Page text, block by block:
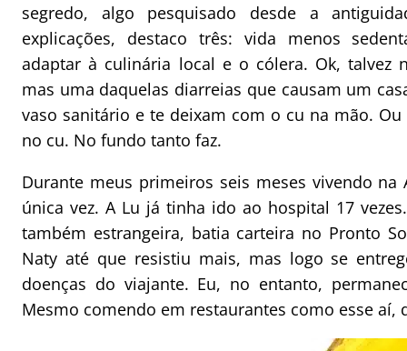
segredo, algo pesquisado desde a
explicações, destaco três: vida menos
adaptar à culinária local e o cólera. Ok, talvez
mas uma daquelas diarreias que causam um
vaso sanitário e te deixam com o cu na mão.
no cu. No fundo tanto faz.
Durante meus primeiros seis meses vivendo na
única vez. A Lu já tinha ido ao hospital 17
também estrangeira, batia carteira no Pronto
Naty até que resistiu mais, mas logo se
doenças do viajante. Eu, no entanto,
Mesmo comendo em restaurantes como esse aí,